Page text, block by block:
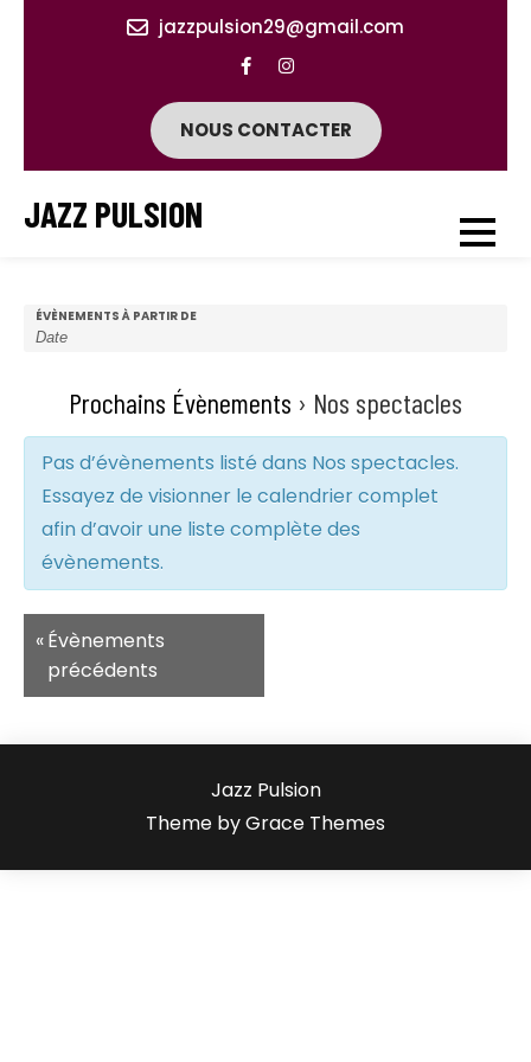
jazzpulsion29@gmail.com
NOUS CONTACTER
JAZZ PULSION
ÉVÈNEMENTS À PARTIR DE
Prochains Évènements › Nos spectacles
Pas d’évènements listé dans Nos spectacles.
Essayez de visionner le calendrier complet
afin d’avoir une liste complète des
évènements.
Navigation
de
la
liste
Évènements
«Évènements
précédents
Jazz Pulsion
Theme by Grace Themes